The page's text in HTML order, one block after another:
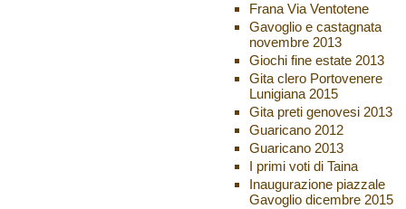
Frana Via Ventotene
Gavoglio e castagnata
novembre 2013
Giochi fine estate 2013
Gita clero Portovenere
Lunigiana 2015
Gita preti genovesi 2013
Guaricano 2012
Guaricano 2013
I primi voti di Taina
Inaugurazione piazzale
Gavoglio dicembre 2015